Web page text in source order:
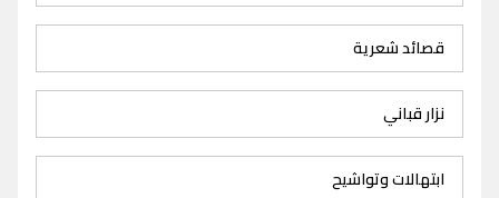
قصائد شعرية
نزار قباني
ابتهالات وتواشيح